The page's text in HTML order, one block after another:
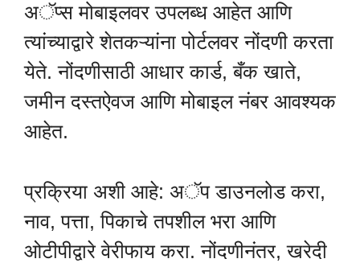
अॅप्स मोबाइलवर उपलब्ध आहेत आणि
त्यांच्याद्वारे शेतकऱ्यांना पोर्टलवर नोंदणी करता
येते. नोंदणीसाठी आधार कार्ड, बँक खाते,
जमीन दस्तऐवज आणि मोबाइल नंबर आवश्यक
आहेत.
प्रक्रिया अशी आहे: अॅप डाउनलोड करा,
नाव, पत्ता, पिकाचे तपशील भरा आणि
ओटीपीद्वारे वेरीफाय करा. नोंदणीनंतर, खरेदी